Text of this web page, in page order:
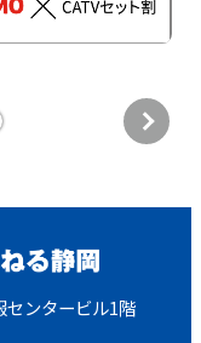
ンタービル1階